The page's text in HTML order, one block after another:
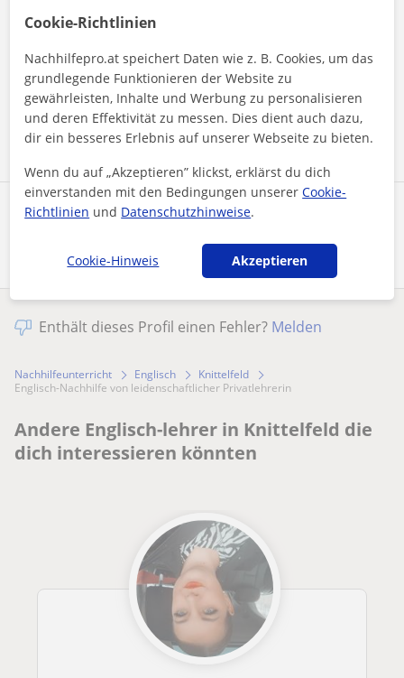
Profil teilen
Durch Klicken auf eine der beiden Schaltflächen stimmen Sie
unseremImpressumund unsererDatenschutzerklärungzu
Nachricht senden
Enthält dieses Profil einen Fehler? Melden
Nachhilfeunterricht Englisch
Knittelfeld
Englisch-Nachhilfe von leidenschaftlicher Privatlehrerin
Andere Englisch-lehrer in Knittelfeld die
dich interessieren könnten
Cookie-Richtlinien
Nachhilfepro.at speichert Daten wie z. B. Cookies, um das
grundlegende Funktionieren der Website zu
gewährleisten, Inhalte und Werbung zu personalisieren
und deren Effektivität zu messen. Dies dient auch dazu,
dir ein besseres Erlebnis auf unserer Webseite zu bieten.
Wenn du auf „Akzeptieren” klickst, erklärst du dich
einverstanden mit den Bedingungen unsererCookie-
Richtlinien und Datenschutzhinweise.
Cookie-Hinweis Akzeptieren